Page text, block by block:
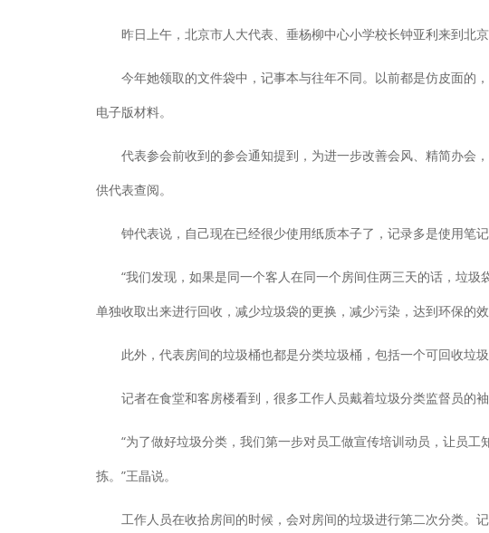
昨日上午，北京市人大代表、垂杨柳中心小学校长钟亚利来到北京
今年她领取的文件袋中，记事本与往年不同。以前都是仿皮面的
电子版材料。
代表参会前收到的参会通知提到，为进一步改善会风、精简办会，
供代表查阅。
钟代表说，自己现在已经很少使用纸质本子了，记录多是使用笔记
“我们发现，如果是同一个客人在同一个房间住两三天的话，垃圾
单独收取出来进行回收，减少垃圾袋的更换，减少污染，达到环保的
此外，代表房间的垃圾桶也都是分类垃圾桶，包括一个可回收垃圾
记者在食堂和客房楼看到，很多工作人员戴着垃圾分类监督员的袖
“为了做好垃圾分类，我们第一步对员工做宣传培训动员，让员工
拣。”王晶说。
工作人员在收拾房间的时候，会对房间的垃圾进行第二次分类。